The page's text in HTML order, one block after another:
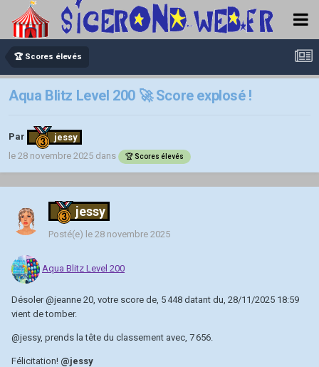
🏆 Scores élevés
Aqua Blitz Level 200 🚀 Score explosé !
Par
jessy
le 28 novembre 2025 dans 🏆 Scores élevés
jessy
Posté(e) le 28 novembre 2025
Aqua Blitz Level 200
Désoler@jeanne 20 , votre score de, 5 448 datant du, 28/11/2025 18:59
vient de tomber.
@jessy, prends la tête du classement avec, 7 656.
Félicitation! @jessy